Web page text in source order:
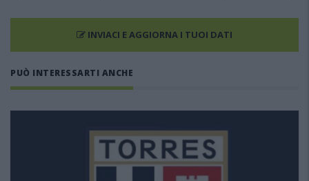
INVIACI E AGGIORNA I TUOI DATI
PUÒ INTERESSARTI ANCHE